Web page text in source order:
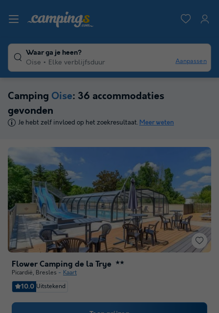
Waar ga je heen?
Oise
Elke verblijfsduur Aanpassen
Camping Oise: 36 accommodaties
gevonden
Je hebt zelf invloed op het zoekresultaat. Meer weten
Flower Camping de la Trye ★★
Picardië, Bresles Kaart
10.0 Uitstekend